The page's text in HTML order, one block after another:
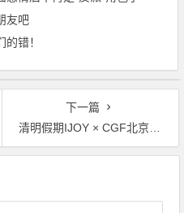
友吧
错！
下一篇
清明假期IJOY × CGF北京大型动漫游戏狂欢节